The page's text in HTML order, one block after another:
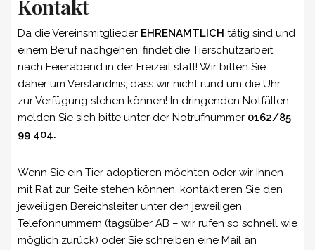
Kontakt
Da die Vereinsmitglieder EHRENAMTLICH tätig sind und
einem Beruf nachgehen, findet die Tierschutzarbeit
nach Feierabend in der Freizeit statt! Wir bitten Sie
daher um Verständnis, dass wir nicht rund um die Uhr
zur Verfügung stehen können! In dringenden Notfällen
melden Sie sich bitte unter der Notrufnummer 0162/85
99 404.
Wenn Sie ein Tier adoptieren möchten oder wir Ihnen
mit Rat zur Seite stehen können, kontaktieren Sie den
jeweiligen Bereichsleiter unter den jeweiligen
Telefonnummern (tagsüber AB – wir rufen so schnell wie
möglich zurück) oder Sie schreiben eine Mail an